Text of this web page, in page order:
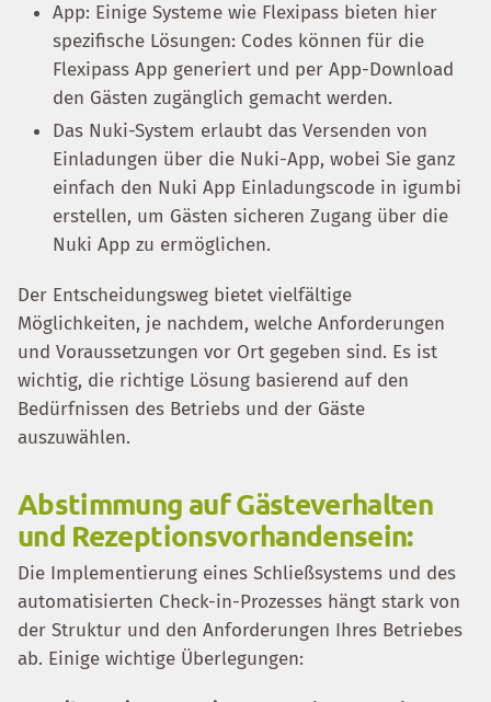
App: Einige Systeme wie Flexipass bieten hier
spezifische Lösungen: Codes können für die
Flexipass App generiert und per App-Download
den Gästen zugänglich gemacht werden.
Das Nuki-System erlaubt das Versenden von
Einladungen über die Nuki-App, wobei Sie ganz
einfach den Nuki App Einladungscode in igumbi
erstellen, um Gästen sicheren Zugang über die
Nuki App zu ermöglichen.
Der Entscheidungsweg bietet vielfältige
Möglichkeiten, je nachdem, welche Anforderungen
und Voraussetzungen vor Ort gegeben sind. Es ist
wichtig, die richtige Lösung basierend auf den
Bedürfnissen des Betriebs und der Gäste
auszuwählen.
Abstimmung auf Gästeverhalten
und Rezeptionsvorhandensein:
Die Implementierung eines Schließsystems und des
automatisierten Check-in-Prozesses hängt stark von
der Struktur und den Anforderungen Ihres Betriebes
ab. Einige wichtige Überlegungen: